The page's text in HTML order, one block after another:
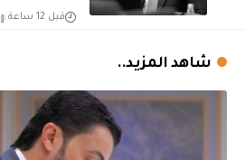
قبل 12 ساعة
شاهد المزيد..